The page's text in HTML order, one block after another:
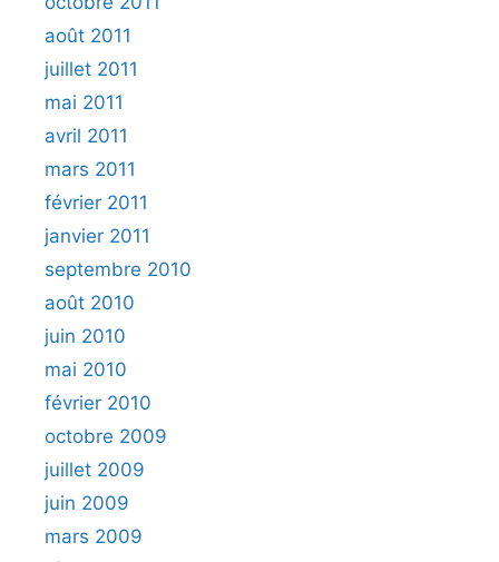
août 2011
juillet 2011
mai 2011
avril 2011
mars 2011
février 2011
janvier 2011
septembre 2010
août 2010
juin 2010
mai 2010
février 2010
octobre 2009
juillet 2009
juin 2009
mars 2009